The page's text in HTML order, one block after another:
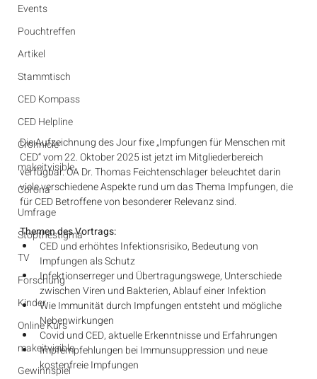
Events
Pouchtreffen
Artikel
Stammtisch
CED Kompass
CED Helpline
Crohnicle
makeitvisible
Corona
Umfrage
Stopthestigma
TV
Forschung
Kinder
Online Kurs
makeitvisible
Gewinnspiel
Die Aufzeichnung des Jour fixe „Impfungen für Menschen mit
CED“ vom 22. Oktober 2025 ist jetzt im Mitgliederbereich
verfügbar. OA Dr. Thomas Feichtenschlager beleuchtet darin
viele verschiedene Aspekte rund um das Thema Impfungen, die
für CED Betroffene von besonderer Relevanz sind.
Themen des Vortrags:
⁠CED und erhöhtes Infektionsrisiko, Bedeutung von
Impfungen als Schutz
⁠Infektionserreger und Übertragungswege, Unterschiede
zwischen Viren und Bakterien, Ablauf einer Infektion
⁠Wie Immunität durch Impfungen entsteht und mögliche
Nebenwirkungen
⁠⁠Covid und CED, aktuelle Erkenntnisse und Erfahrungen
⁠⁠Impfempfehlungen bei Immunsuppression und neue
kostenfreie Impfungen